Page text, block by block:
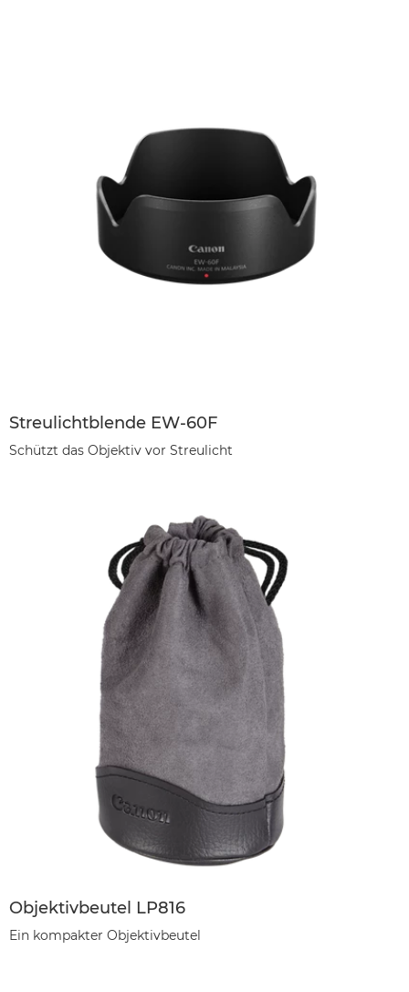
Streulichtblende EW-60F
Schützt das Objektiv vor Streulicht
Objektivbeutel LP816
Ein kompakter Objektivbeutel